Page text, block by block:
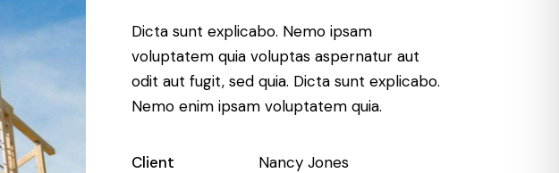
Dicta sunt explicabo. Nemo ipsam
voluptatem quia voluptas aspernatur aut
odit aut fugit, sed quia. Dicta sunt explicabo.
Nemo enim ipsam voluptatem quia.
Client
Nancy Jones